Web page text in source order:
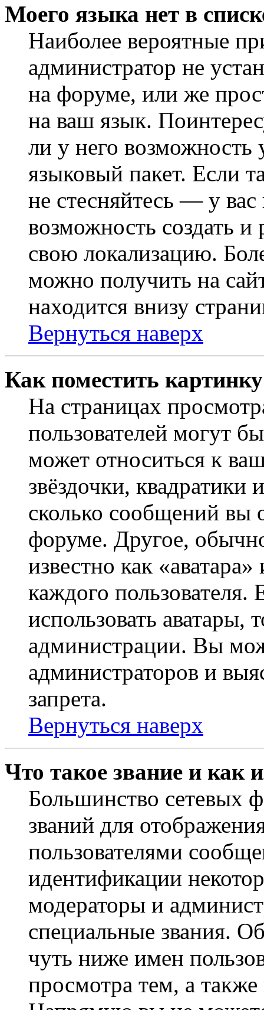
Моего языка нет в
Наиболее вероятные
администратор не
на форуме, или же
на ваш язык.
ли у него
языковый пакет. Если
не стесняйтесь — у вас
возможность создать
свою локализацию.
можно получить на
находится внизу
Вернуться наверх
Как поместить
На страницах
пользователей могут
может относиться к
звёздочки,
сколько сообщений вы
форуме. Другое,
известно как
каждого
использовать аватары,
администрации. Вы
администраторов и
запрета.
Вернуться наверх
Что такое звание и как
Большинство сетевых
званий для
пользователями
идентификации
модераторы и
специальные звания.
чуть ниже имен
просмотра тем, а